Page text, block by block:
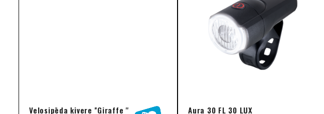
Velosipēda ķivere ''Giraffe '' Aura 30 FL 30 LUX